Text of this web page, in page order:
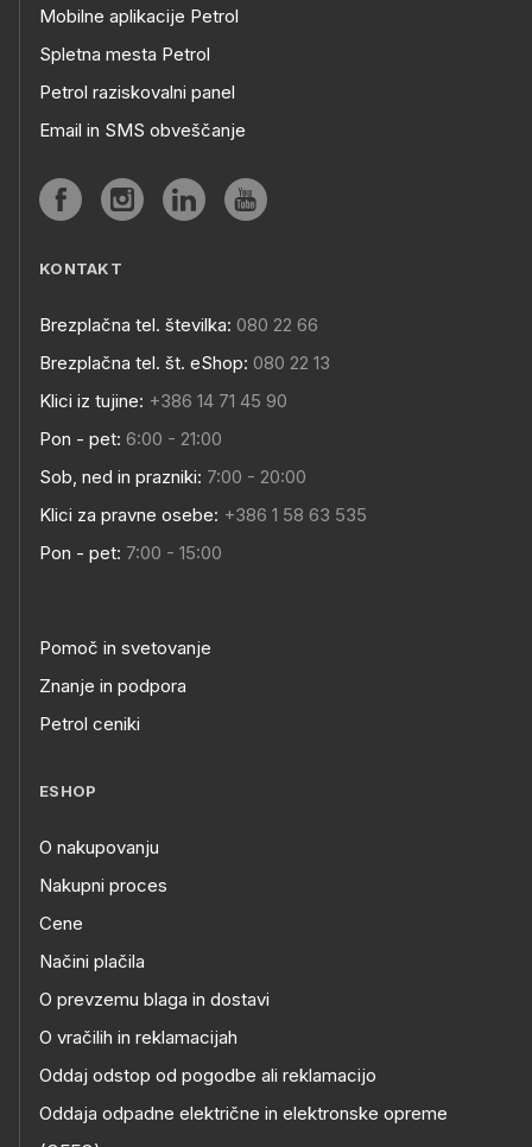
Mobilne aplikacije Petrol
Spletna mesta Petrol
Petrol raziskovalni panel
Email in SMS obveščanje
KONTAKT
Brezplačna tel. številka: 080 22 66
Brezplačna tel. št. eShop: 080 22 13
Klici iz tujine: +386 14 71 45 90
Pon - pet: 6:00 - 21:00
Sob, ned in prazniki: 7:00 - 20:00
Klici za pravne osebe: +386 1 58 63 535
Pon - pet: 7:00 - 15:00
Pomoč in svetovanje
Znanje in podpora
Petrol ceniki
ESHOP
O nakupovanju
Nakupni proces
Cene
Načini plačila
O prevzemu blaga in dostavi
O vračilih in reklamacijah
Oddaj odstop od pogodbe ali reklamacijo
Oddaja odpadne električne in elektronske opreme